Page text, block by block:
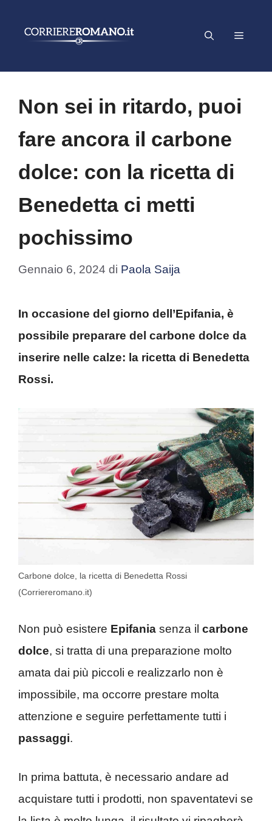
Menu
Non sei in ritardo, puoi
fare ancora il carbone
dolce: con la ricetta di
Benedetta ci metti
pochissimo
Gennaio 6, 2024 di Paola Saija
In occasione del giorno dell’Epifania, è
possibile preparare del carbone dolce da
inserire nelle calze: la ricetta di Benedetta
Rossi.
Carbone dolce, la ricetta di Benedetta Rossi
(Corriereromano.it)
Non può esistere Epifania senza il carbone
dolce, si tratta di una preparazione molto
amata dai più piccoli e realizzarlo non è
impossibile, ma occorre prestare molta
attenzione e seguire perfettamente tutti i
passaggi.
In prima battuta, è necessario andare ad
acquistare tutti i prodotti, non spaventatevi se